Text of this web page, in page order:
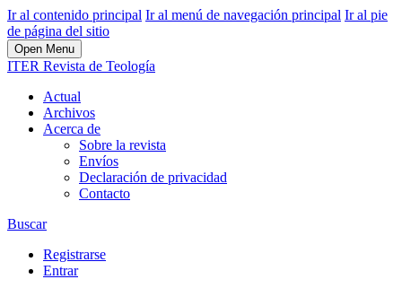
Ir al contenido principal Ir al menú de navegación principal Ir al pie
de página del sitio
Open Menu
ITER Revista de Teología
Actual
Archivos
Acerca de
Sobre la revista
Envíos
Declaración de privacidad
Contacto
Buscar
Registrarse
Entrar